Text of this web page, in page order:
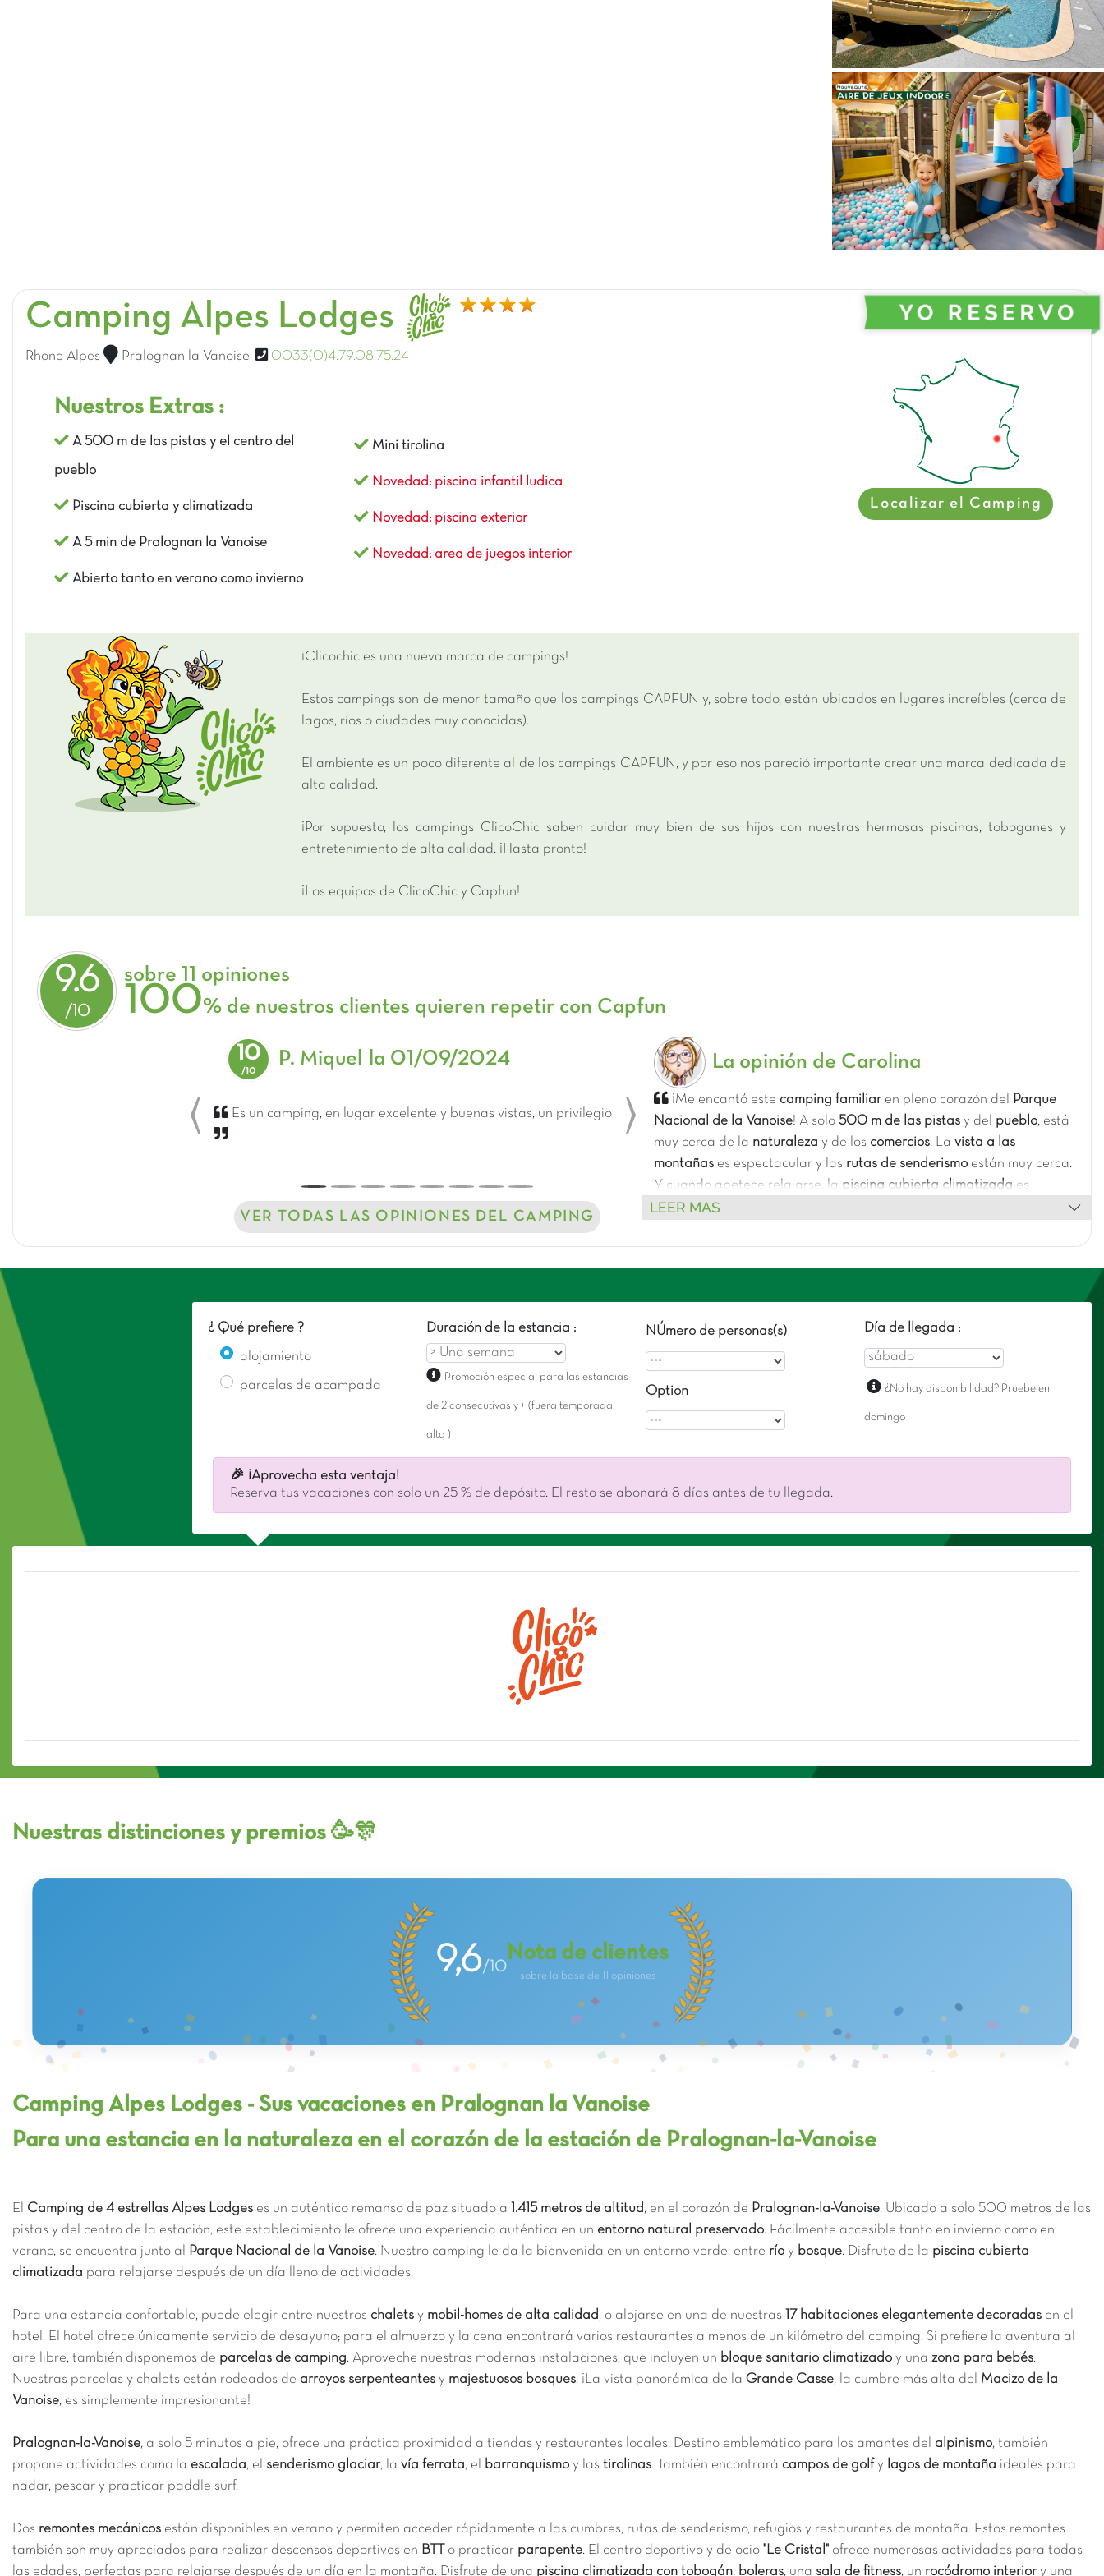
Camping Alpes Lodges
Rhone Alpes Pralognan la Vanoise 0033(0)4.79.08.75.24
Nuestros Extras :
A 500 m de las pistas y el centro del
pueblo
Piscina cubierta y climatizada
A 5 min de Pralognan la Vanoise
Abierto tanto en verano como invierno
Mini tirolina
Novedad: piscina infantil ludica
Novedad: piscina exterior
Novedad: area de juegos interior
Localizar el Camping
¡Clicochic es una nueva marca de campings!
Estos campings son de menor tamaño que los campings CAPFUN y, sobre todo, están ubicados en lugares increíbles (cerca de
lagos, ríos o ciudades muy conocidas).
El ambiente es un poco diferente al de los campings CAPFUN, y por eso nos pareció importante crear una marca dedicada de
alta calidad.
¡Por supuesto, los campings ClicoChic saben cuidar muy bien de sus hijos con nuestras hermosas piscinas, toboganes y
entretenimiento de alta calidad. ¡Hasta pronto!
¡Los equipos de ClicoChic y Capfun!
9.6 sobre 11 opiniones
100% de nuestros clientes quieren repetir con Capfun
10 P. Miquel la 01/09/2024
Es un camping, en lugar excelente y buenas vistas, un privilegio
Previous Next
VER TODAS LAS OPINIONES DEL CAMPING
La opinión de Carolina
¡Me encantó este camping familiaren pleno corazón del
Parque
Nacional de la Vanoise! A solo500 m de las pistas y del pueblo, est
muy cerca de la naturaleza y de los comercios. Lavista a las
montañas es espectacular y las rutas de senderismo están muy cerca.
Y cuando apetece relajarse, la piscina cubierta climatizada es
simplemente perfecta… ¡un auténtico
para
LEER MAS
¿ Qué prefiere ?
alojamiento
parcelas de acampada
Duración de la estancia :
Promoción especial para las estancias
de 2 consecutivas y + (fuera temporada
alta )
NÚmero de personas(s)
Option
Día de llegada :
¿No hay disponibilidad? Pruebe en
domingo
🎉 ¡Aprovecha esta ventaja!
Reserva tus vacaciones con solo un 25 % de depósito. El resto se abonará 8 días antes de tu llegada.
Nuestras distinciones y premios 🥳🎊
9,6/10
Nota de clientes
sobre la base de 11 opiniones
Camping Alpes Lodges - Sus vacaciones en Pralognan la Vanoise
Para una estancia en la naturaleza en el corazón de la estación de Pralognan-la-Vanoise
El Camping de 4 estrellas Alpes Lodges es un auténtico remanso de paz situado a 1.415 metros de altitud, en el corazón de Pralognan-la-Vanoise. Ubicado a solo 500 metros de las
pistas y del centro de la estación, este establecimiento le ofrece una experiencia auténtica en un entorno natural preservado. Fácilmente accesible tanto en invierno como en
verano, se encuentra junto al
Parque Nacional de la Vanoise. Nuestro camping le da la bienvenida en un entorno verde, entre río y bosque. Disfrute de la piscina cubierta
climatizada para relajarse después de un día lleno de actividades.
Para una estancia confortable, puede elegir entre nuestros chalets y mobil-homes de alta calidad, o alojarse en una de nuestras 17 habitaciones elegantemente decoradas en el
hotel. El hotel ofrece únicamente servicio de desayuno; para el almuerzo y la cena encontrará varios restaurantes a menos de un kilómetro del camping. Si prefiere la aventura al
aire libre, también disponemos de parcelas de camping. Aproveche nuestras modernas instalaciones, que incluyen un bloque sanitario climatizado y una zona para bebés.
Nuestras parcelas y chalets están rodeados de arroyos serpenteantes y majestuosos bosques. ¡La vista panorámica de la Grande Casse, la cumbre más alta del Macizo de la
Vanoise, es simplemente impresionante!
Pralognan-la-Vanoise, a solo 5 minutos a pie, ofrece una práctica proximidad a tiendas y restaurantes locales. Destino emblemático para los amantes del alpinismo, también
propone actividades como la escalada, el senderismo glaciar, la vía ferrata, el barranquismo y las tirolinas. También encontrar campos de golf y lagos de montaña ideales para
nadar, pescar y practicar paddle surf.
Dos remontes mecánicos están disponibles en verano y permiten acceder rápidamente a las cumbres, rutas de senderismo, refugios y restaurantes de montaña. Estos remontes
también son muy apreciados para realizar descensos deportivos en BTT o practicar parapente. El centro deportivo y de ocio "Le Cristal" ofrece numerosas actividades para todas
las edades, perfectas para relajarse después de un día en la montaña. Disfrute de una piscina climatizada con tobogán, boleras, una sala de fitness, un rocódromo interiory una